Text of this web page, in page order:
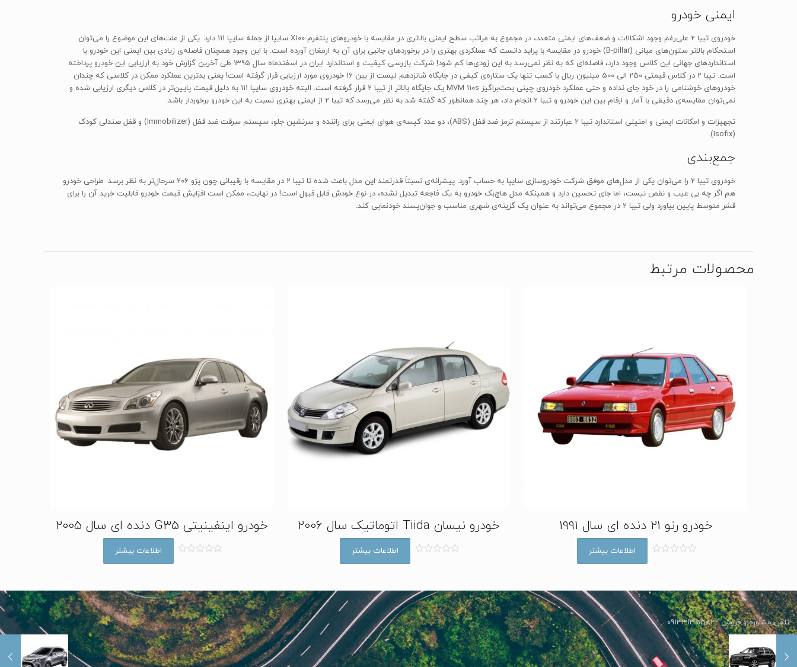
ایمنی خودرو
خودروی تیبا 2 علی‌رغم وجود اشکالات و ضعف‌های ایمنی متعدد، در مجموع به مراتب سطح ایمنی بالاتری در مقایسه با خودروهای پلتفرم X100 سایپا از جمله سایپا 111 دارد. یکی از علت‌های این موضوع را می‌توان
استحکام بالاتر ستون‌های میانی (B-pillar) خودرو در مقایسه با پراید دانست که عملکردی بهتری را در برخوردهای جانبی برای آن به ارمغان آورده است. با این وجود همچنان فاصله‌ی زیادی بین ایمنی این خودرو با
استانداردهای جهانی این کلاس وجود دارد، فاصله‌ای که به نظر نمی‌رسد به این زودی‌ها کم شود! شرکت بازرسی کیفیت و استاندارد ایران در اسفندماه سال 1395 طی آخرین گزارش خود به ارزیابی این خودرو پرداخته
است. تیبا 2 در کلاس قیمتی 250 الی 500 میلیون ریال با کسب تنها یک ستاره‌ی کیفی در جایگاه شانزدهم لیست از بین 16 خودروی مورد ارزیابی قرار گرفته است! یعنی بدترین عملکرد ممکن در کلاسی که چندان
خودروهای خوشنامی را در خود جای نداده و حتی عملکرد خودروی چینی بحث‌براگیز MVM 110s یک جایگاه بالاتر از تیبا 2 قرار گرفته است. البته خودروی سایپا 111 به دلیل قیمت پایین‌تر در کلاس دیگری ارزیابی شده و
نمی‌توان مقایسه‌ی دقیقی با آمار و ارقام بین این خودرو و تیبا 2 انجام داد، هر چند همانطور که گفته شد به نظر می‌رسد که تیبا 2 از ایمنی بهتری نسبت به این خودرو برخوردار باشد.
تجهیزات و امکانات ایمنی و امنیتی استاندارد تیبا 2 عبارتند از سیستم ترمز ضد قفل (ABS)، دو عدد کیسه‌ی هوای ایمنی برای راننده و سرنشین جلو، سیستم سرقت ضد قفل (Immobilizer) و قفل صندلی کودک
(Isofix).
جمع‌بندی
خودروی تیبا 2 را می‌توان یکی از مدل‌های موفق شرکت خودروسازی سایپا به حساب آورد. پیشرانه‌ی نسبتاً قدرتمند این مدل باعث شده تا تیبا 2 در مقایسه با رقیبانی چون پژو 206 سرحال‌تر به نظر برسد. طراحی خودرو
هم اگر چه بی عیب و نقص نیست، اما جای تحسین دارد و همینکه مدل هاچ‌بک خودرو به یک فاجعه تبدیل نشده، در نوع خودش قابل قبول است! در نهایت، ممکن است افزایش قیمت خودرو قابلیت خرید آن را برای
قشر متوسط پایین بیاورد ولی تیبا 2 در مجموع می‌تواند به عنوان یک گزینه‌ی شهری مناسب و جوان‌پسند خودنمایی کند.
محصولات مرتبط
خودرو رنو 21 دنده ای سال 1991
ا
ز
0
ا
ز
5
اطلاعات بیشتر
خودرو نیسان Tiida اتوماتیک سال 2006
ا
ز
0
ا
ز
5
اطلاعات بیشتر
خودرو اینفینیتی G35 دنده ای سال 2005
ا
ز
0
ا
ز
5
اطلاعات بیشتر
تلفن مشاوره و فروش : 09133135582